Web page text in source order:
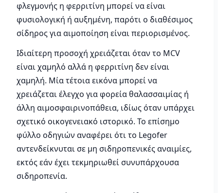
φλεγμονής η φερριτίνη μπορεί να είναι
φυσιολογική ή αυξημένη, παρότι ο διαθέσιμος
σίδηρος για αιμοποίηση είναι περιορισμένος.
Ιδιαίτερη προσοχή χρειάζεται όταν το MCV
είναι χαμηλό αλλά η φερριτίνη δεν είναι
χαμηλή. Μία τέτοια εικόνα μπορεί να
χρειάζεται έλεγχο για φορεία θαλασσαιμίας ή
άλλη αιμοσφαιρινοπάθεια, ιδίως όταν υπάρχει
σχετικό οικογενειακό ιστορικό. Το επίσημο
φύλλο οδηγιών αναφέρει ότι το Legofer
αντενδείκνυται σε μη σιδηροπενικές αναιμίες,
εκτός εάν έχει τεκμηριωθεί συνυπάρχουσα
σιδηροπενία.